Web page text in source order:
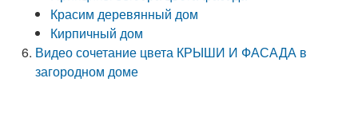
Красим деревянный дом
Кирпичный дом
Видео сочетание цвета КРЫШИ И ФАСАДА в
загородном доме